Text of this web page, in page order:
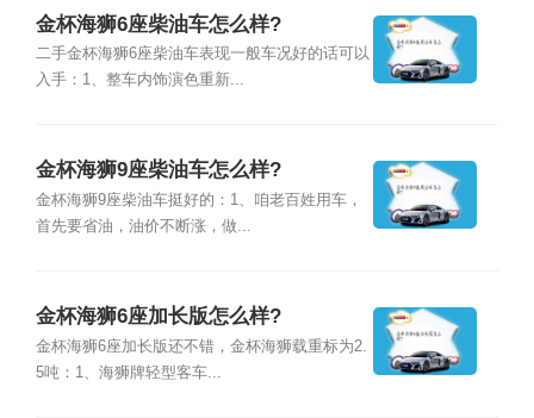
金杯海狮6座柴油车怎么样?
二手金杯海狮6座柴油车表现一般车况好的话可以
入手：1、整车内饰演色重新...
金杯海狮9座柴油车怎么样?
金杯海狮9座柴油车挺好的：1、咱老百姓用车，
首先要省油，油价不断涨，做...
金杯海狮6座加长版怎么样?
金杯海狮6座加长版还不错，金杯海狮载重标为2.
5吨：1、海狮牌轻型客车...